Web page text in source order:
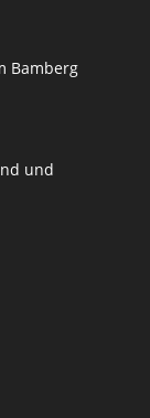
Bamberg
und